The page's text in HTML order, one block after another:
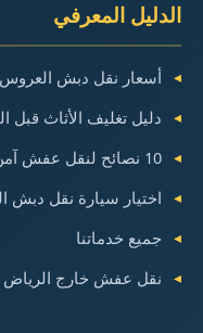
الدليل المعرفي
أسعار نقل دبش العروس 2025
دليل تغليف الأثاث قبل
10 نصائح لنقل عفش آمن
اختيار سيارة نقل دبش
جميع خدماتنا
نقل عفش خارج الرياض